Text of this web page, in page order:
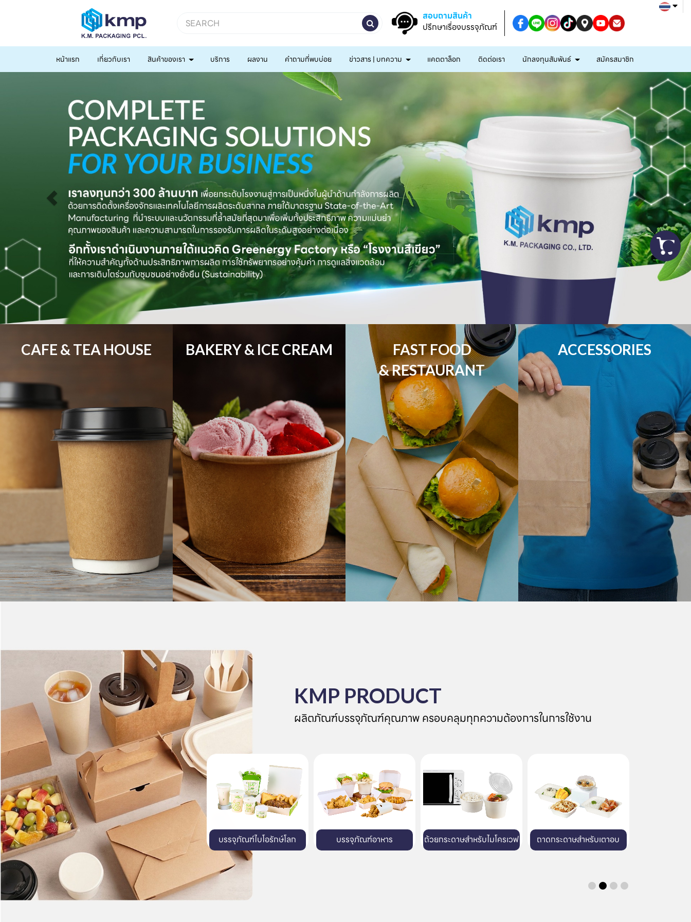
สอบถามสินค้า
ปรึกษาเรื่องบรรจุภัณฑ์
หน้าแรก เกี่ยวกับเรา สินค้าของเรา บริการ ผลงาน คำถามที่พบบ่อย ข่าวสาร | บทความ แคตตาล็อก ติดต่อเรา นักลงทุนสัมพันธ์ สมัครสมาชิก
CAFE & TEA HOUSE BAKERY & ICE CREAM
FAST FOOD
& RESTAURANT
ACCESSORIES
KMP PRODUCT
ผลิตภัณฑ์บรรจุภัณฑ์คุณภาพ ครอบคลุมทุกความต้องการในการใช้งาน
บรรจุภัณฑ์เยื่อธรรมชาติ บรรจุภัณฑ์ไบโอรักษ์โลก บรรจุภัณฑ์อาหาร ถ้วยกระดาษสำหรับไมโครเวฟ ถาดกระดาษสำหรับเตาอบ แก้วพลาสติก